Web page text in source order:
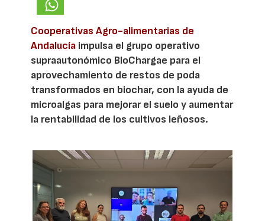
Cooperativas Agro-alimentarias de
Andalucía impulsa el grupo operativo
supraautonómico BioChargae para el
aprovechamiento de restos de poda
transformados en biochar, con la ayuda de
microalgas para mejorar el suelo y aumentar
la rentabilidad de los cultivos leñosos.